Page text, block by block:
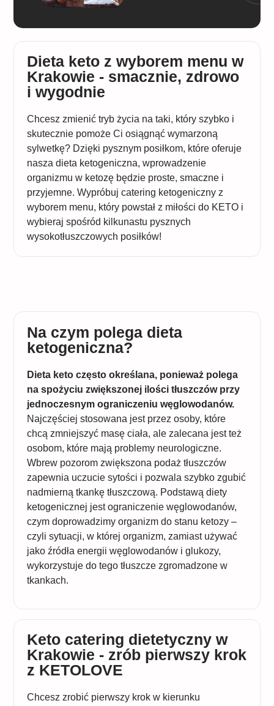
Dieta keto z wyborem menu w
Krakowie - smacznie, zdrowo
i wygodnie
Chcesz zmienić tryb życia na taki, który szybko i
skutecznie pomoże Ci osiągnąć wymarzoną
sylwetkę? Dzięki pysznym posiłkom, które oferuje
nasza dieta ketogeniczna, wprowadzenie
organizmu w ketozę będzie proste, smaczne i
przyjemne. Wypróbuj catering ketogeniczny z
wyborem menu, który powstał z miłości do KETO i
wybieraj spośród kilkunastu pysznych
wysokotłuszczowych posiłków!
Na czym polega dieta
ketogeniczna?
Dieta keto często określana, ponieważ polega
na spożyciu zwiększonej ilości tłuszczów przy
jednoczesnym ograniczeniu węglowodanów.
Najczęściej stosowana jest przez osoby, które
chcą zmniejszyć masę ciała, ale zalecana jest też
osobom, które mają problemy neurologiczne.
Wbrew pozorom zwiększona podaż tłuszczów
zapewnia uczucie sytości i pozwala szybko zgubić
nadmierną tkankę tłuszczową. Podstawą diety
ketogenicznej jest ograniczenie węglowodanów,
czym doprowadzimy organizm do stanu ketozy –
czyli sytuacji, w której organizm, zamiast używać
jako źródła energii węglowodanów i glukozy,
wykorzystuje do tego tłuszcze zgromadzone w
tkankach.
Keto catering dietetyczny w
Krakowie - zrób pierwszy krok
z KETOLOVE
Chcesz zrobić pierwszy krok w kierunku